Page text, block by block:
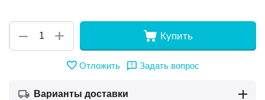
+
− Купить
Отложить Задать вопрос
Варианты доставки